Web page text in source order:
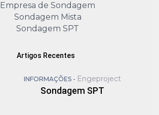
Empresa de Sondagem
Sondagem Mista
Sondagem SPT
Artigos Recentes
INFORMAÇÕES - Engeproject
Sondagem SPT